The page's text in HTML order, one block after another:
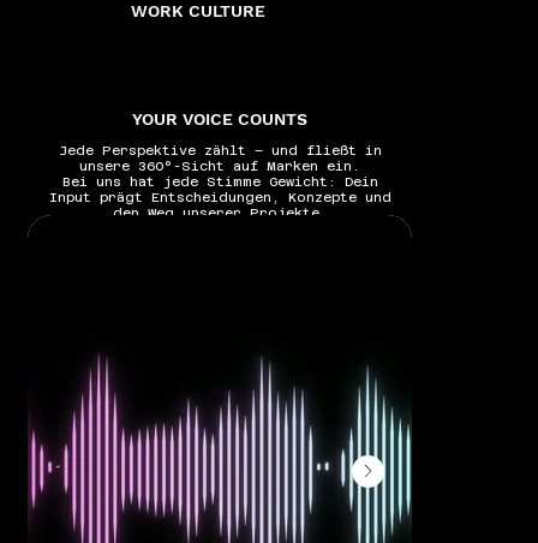
WORK CULTURE
YOUR VOICE COUNTS
Jede Perspektive zählt – und fließt in
unsere 360°-Sicht auf Marken ein.
Bei uns hat jede Stimme Gewicht: Dein
Input prägt Entscheidungen, Konzepte und
den Weg unserer Projekte.